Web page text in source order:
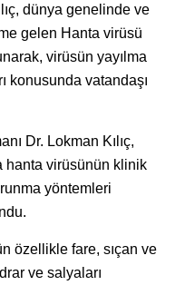
dünya genelinde ve
gelen Hanta virüsü
virüsün yayılma
konusunda vatandaşı
Dr. Lokman Kılıç,
hanta virüsünün klinik
yöntemleri
özellikle fare, sıçan ve
ve salyaları